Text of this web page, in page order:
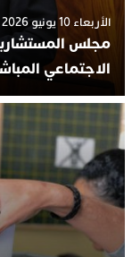
الأربعاء 10 يونيو 2026 - 12:45
مجلس
الاجتماعي